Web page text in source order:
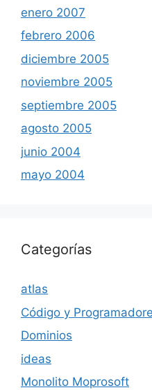
enero 2007
febrero 2006
diciembre 2005
noviembre 2005
septiembre 2005
agosto 2005
junio 2004
mayo 2004
Categorías
atlas
Código y
Dominios
ideas
Monolito Moprosoft